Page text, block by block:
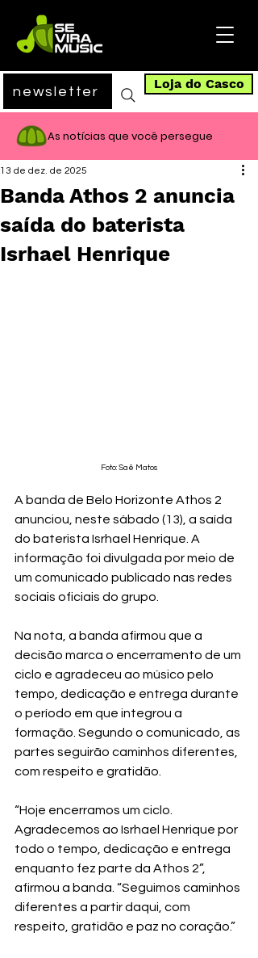
newsletter Loja do Casco
As notícias que você persegue
Banda Athos 2 anuncia
saída do baterista
Isrhael Henrique
13 de dez. de 2025
Foto: Saê Matos
A banda de Belo Horizonte Athos 2
anunciou, neste sábado (13), a saída
do baterista Isrhael Henrique. A
informação foi divulgada por meio de
um comunicado publicado nas redes
sociais oficiais do grupo.
Na nota, a banda afirmou que a
decisão marca o encerramento de um
ciclo e agradeceu ao músico pelo
tempo, dedicação e entrega durante
o período em que integrou a
formação. Segundo o comunicado, as
partes seguirão caminhos diferentes,
com respeito e gratidão.
“Hoje encerramos um ciclo.
Agradecemos ao Isrhael Henrique por
todo o tempo, dedicação e entrega
enquanto fez parte da Athos 2”,
afirmou a banda. “Seguimos caminhos
diferentes a partir daqui, com
respeito, gratidão e paz no coração.”